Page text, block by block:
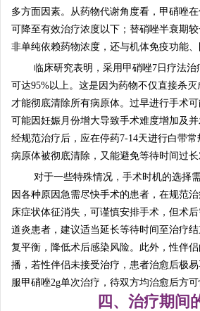
多方面因素。从药物代谢角度看，甲硝唑
可降至有效治疗浓度以下；替硝唑半衰期
非单纯依赖药物浓度，还与机体免疫功能、
临床研究表明，采用甲硝唑7日疗法
可达95%以上。这是因为药物不仅直接杀
才能彻底清除所有病原体。过早进行手术
可能因妊娠月份增大导致手术难度增加及
经规范治疗后，应在停药7-14天进行白带
病原体被彻底清除，又能避免等待时间过长
对于一些特殊情况，手术时机的选择
因各种原因急需尽快手术的患者，在规范
床症状体征消失，可谨慎安排手术，但术
道炎患者，建议适当延长等待时间至治疗
复平衡，降低术后感染风险。此外，性伴
播，若性伴侣未接受治疗，患者治愈后极
服甲硝唑2g单次治疗，待双方均治愈后方可
四、治疗期间